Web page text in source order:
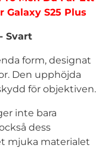
Galaxy S25 Plus
Svart
form, designat
Den upphöjda
för objektiven.
inte bara
dess
mjuka materialet